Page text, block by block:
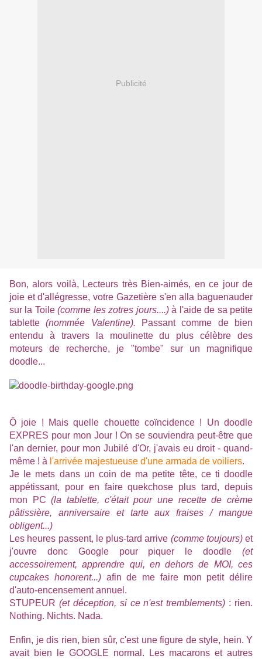
Publicité
Bon, alors voilà, Lecteurs très Bien-aimés, en ce jour de
joie et d'allégresse, votre Gazetière s'en alla baguenauder
sur la Toile(comme les zotres jours....)à l'aide de sa petite
tablette(nommée Valentine). Passant comme de bien
entendu à travers la moulinette du plus célèbre des
moteurs de recherche, je "tombe" sur un magnifique
doodle...
Ô joie ! Mais quelle chouette coïncidence ! Un doodle
EXPRES pour mon Jour ! On se souviendra peut-être que
l'an dernier, pour mon Jubilé d'Or, j'avais eu droit - quand-
même ! à l'arrivée majestueuse d'une armada de voiliers.
Je le mets dans un coin de ma petite tête, ce ti doodle
appétissant, pour en faire quekchose plus tard, depuis
mon PC(la tablette, c'était pour une recette de crème
pâtissière, anniversaire et tarte aux fraises / mangue
obligent...)
Les heures passent, le plus-tard arrive (comme toujours)et
j'ouvre donc Google pour piquer le doodle (et
accessoirement, apprendre qui, en dehors de MOI, ces
cupcakes honorent...)afin de me faire mon petit délire
d'auto-encensement annuel.
STUPEUR (et déception, si ce n'est tremblements) : rien.
Nothing. Nichts. Nada.
Enfin, je dis rien, bien sûr, c'est une figure de style, hein. Y
avait bien le GOOGLE normal. Les macarons et autres